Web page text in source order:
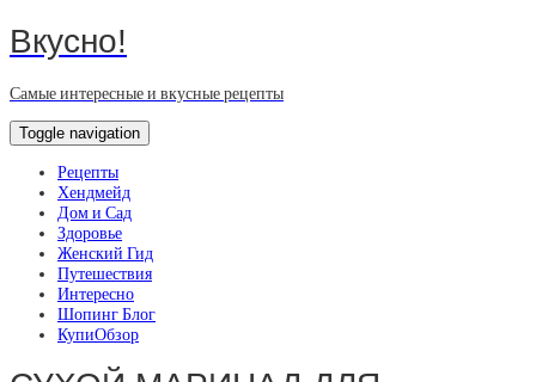
Вкусно!
Самые интересные и вкусные рецепты
Toggle navigation
Рецепты
Хендмейд
Дом и Сад
Здоровье
Женский Гид
Путешествия
Интересно
Шопинг Блог
КупиОбзор